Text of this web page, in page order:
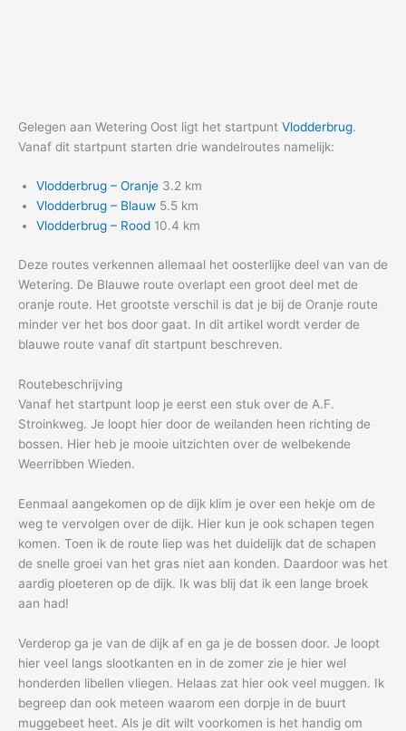
Gelegen aan Wetering Oost ligt het startpunt Vlodderbrug.
Vanaf dit startpunt starten drie wandelroutes namelijk:
Vlodderbrug – Oranje 3.2 km
Vlodderbrug – Blauw 5.5 km
Vlodderbrug – Rood 10.4 km
Deze routes verkennen allemaal het oosterlijke deel van van de
Wetering. De Blauwe route overlapt een groot deel met de
oranje route. Het grootste verschil is dat je bij de Oranje route
minder ver het bos door gaat. In dit artikel wordt verder de
blauwe route vanaf dit startpunt beschreven.
Routebeschrijving
Vanaf het startpunt loop je eerst een stuk over de A.F.
Stroinkweg. Je loopt hier door de weilanden heen richting de
bossen. Hier heb je mooie uitzichten over de welbekende
Weerribben Wieden.
Eenmaal aangekomen op de dijk klim je over een hekje om de
weg te vervolgen over de dijk. Hier kun je ook schapen tegen
komen. Toen ik de route liep was het duidelijk dat de schapen
de snelle groei van het gras niet aan konden. Daardoor was het
aardig ploeteren op de dijk. Ik was blij dat ik een lange broek
aan had!
Verderop ga je van de dijk af en ga je de bossen door. Je loopt
hier veel langs slootkanten en in de zomer zie je hier wel
honderden libellen vliegen. Helaas zat hier ook veel muggen. Ik
begreep dan ook meteen waarom een dorpje in de buurt
muggebeet heet. Als je dit wilt voorkomen is het handig om